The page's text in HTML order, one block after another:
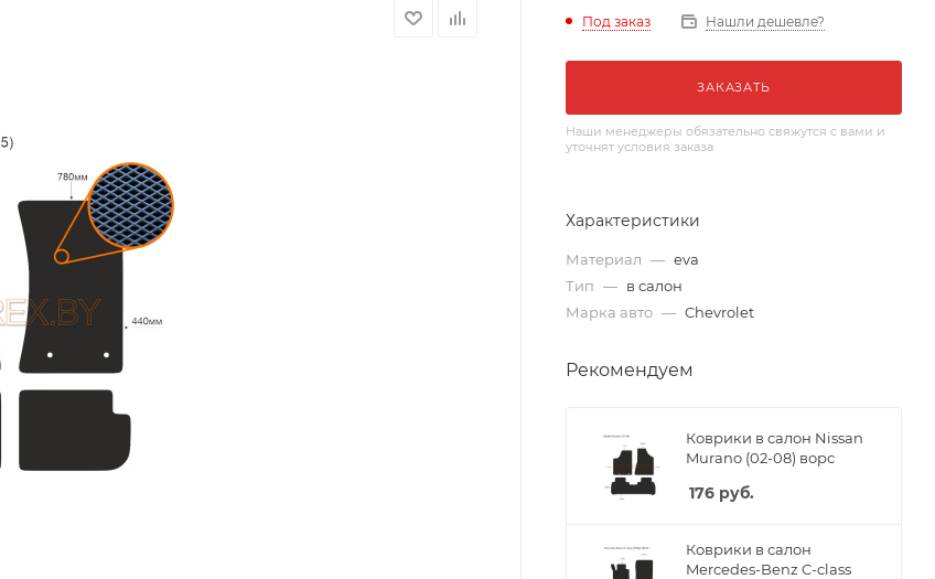
Под заказ Нашли дешевле?
ЗАКАЗАТЬ
Наши менеджеры обязательно свяжутся с вами и
уточнят условия заказа
Характеристики
Материал — eva
Тип — в салон
Марка авто — Chevrolet
Рекомендуем
Коврики в салон Nissan
Murano (02-08) ворс
176 руб.
Коврики в салон
Mercedes-Benz C-class